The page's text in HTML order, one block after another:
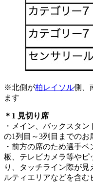
※北側が柏レイソル側、
ます
＊1 見切り席
・メイン、バックスタ
の1列目～3列目までのお
・前方の席のため選手
板、テレビカメラ等やピ
り、タッチライン際が
ルティエリアなどを含